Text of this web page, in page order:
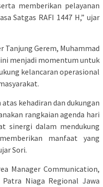
memberikan pelayanan
Satgas RAFI 1447 H,” ujar
Tanjung Gerem, Muhammad
menjadi momentum untuk
kelancaran operasional
kehadiran dan dukungan
rangkaian agenda hari
sinergi dalam mendukung
manfaat yang
Sori.
Manager Communication,
Niaga Regional Jawa